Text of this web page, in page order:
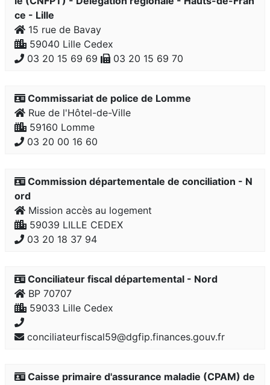
ce - Lille
15 rue de Bavay
59040 Lille Cedex
03 20 15 69 69
03 20 15 69 70
Commissariat de police de Lomme
Rue de l'Hôtel-de-Ville
59160 Lomme
03 20 00 16 60
Commission départementale de conciliation - N
ord
Mission accès au logement
59039 LILLE CEDEX
03 20 18 37 94
Conciliateur fiscal départemental - Nord
BP 70707
59033 Lille Cedex
conciliateurfiscal59@dgfip.finances.gouv.fr
Caisse primaire d'assurance maladie (CPAM) de